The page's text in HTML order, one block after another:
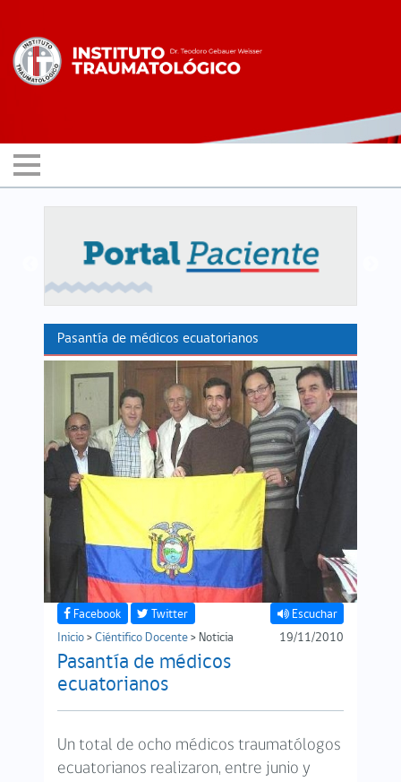
Pasantía de médicos ecuatorianos
Facebook Twitter
Escuchar
Inicio > Ciéntifico Docente > Noticia 19/11/2010
Pasantía de médicos
ecuatorianos
Un total de ocho médicos traumatólogos
ecuatorianos realizaron, entre junio y